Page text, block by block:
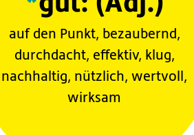
auf den Punkt, bezaubernd,
durchdacht, effektiv, klug,
nachhaltig, nützlich, wertvoll,
wirksam